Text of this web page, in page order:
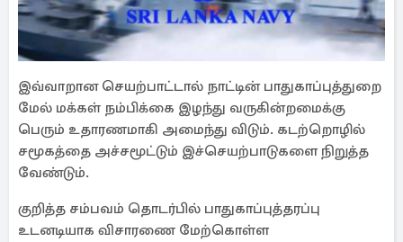
இவ்வாறான செயற்பாட்டால் நாட்டின் பாதுகாப்புத்துறை
மேல் மக்கள் நம்பிக்கை இழந்து வருகின்றமைக்கு
பெரும் உதாரணமாகி அமைந்து விடும். கடற்றொழில்
சமூகத்தை அச்சமூட்டும் இச்செயற்பாடுகளை நிறுத்த
வேண்டும்.
குறித்த சம்பவம் தொடர்பில் பாதுகாப்புத்தரப்பு
உடனடியாக விசாரணை மேற்கொள்ள